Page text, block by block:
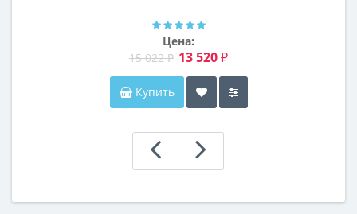
Цена:
15 022 ₽ 13 520 ₽
Купить